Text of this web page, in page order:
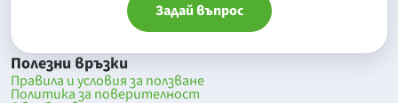
Задай въпрос
Полезни връзки
Правила и условия за ползване
Политика за поверителност